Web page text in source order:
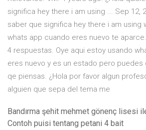
significa hey there i am using ... Sep 12,
saber que significa hey there i am using
whats app cuando eres nuevo te
4 respuestas. Oye aqui estoy usando
eres nuevo y es un estado pero puedes
qe piensas. ¿Hola por favor algun
alguien que sepa del tema me
Bandırma şehit mehmet gönenç lisesi
Contoh puisi tentang petani 4 bait